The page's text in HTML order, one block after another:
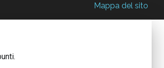
Mappa del sito